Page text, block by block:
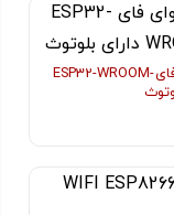
ماژول وای فای ESP32-WROOM-